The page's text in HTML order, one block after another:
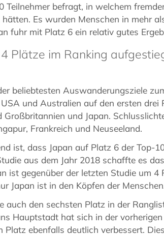
Teilnehmer befragt, in welchem
Es wurden Menschen in mehr
fuhr mit Platz 6 ein relativ gutes
4 Plätze im Ranking
beliebtesten Auswanderungsziele
und Australien auf den ersten drei
Großbritannien und Japan.
Frankreich und Neuseeland.
ist, dass Japan auf Platz 6 der Top-
aus dem Jahr 2018 schaffte es
ist gegenüber der letzten Studie um 4
Japan ist in den Köpfen der
auch den sechsten Platz in der
Hauptstadt hat sich in der
Platz ebenfalls deutlich verbessert.